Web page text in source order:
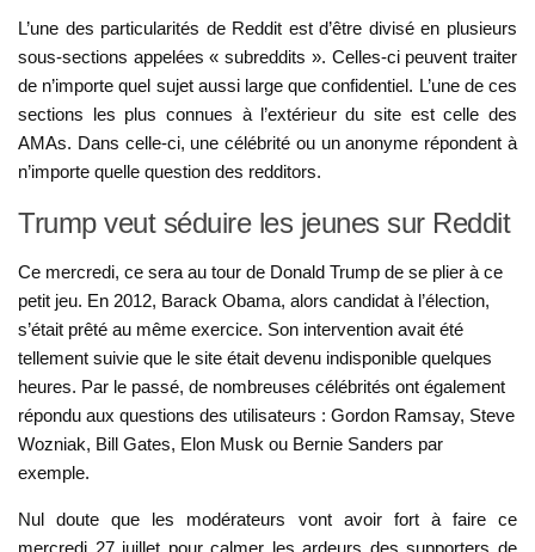
L’une des particularités de Reddit est d’être divisé en plusieurs
sous-sections appelées « subreddits ». Celles-ci peuvent traiter
de n’importe quel sujet aussi large que confidentiel. L’une de ces
sections les plus connues à l’extérieur du site est celle des
AMAs. Dans celle-ci, une célébrité ou un anonyme répondent à
n’importe quelle question des redditors.
Trump veut séduire les jeunes sur Reddit
Ce mercredi, ce sera au tour de Donald Trump de se plier à ce
petit jeu. En 2012, Barack Obama, alors candidat à l’élection,
s’était prêté au même exercice. Son intervention avait été
tellement suivie que le site était devenu indisponible quelques
heures. Par le passé, de nombreuses célébrités ont également
répondu aux questions des utilisateurs : Gordon Ramsay, Steve
Wozniak, Bill Gates, Elon Musk ou Bernie Sanders par
exemple.
Nul doute que les modérateurs vont avoir fort à faire ce
mercredi 27 juillet pour calmer les ardeurs des supporters de